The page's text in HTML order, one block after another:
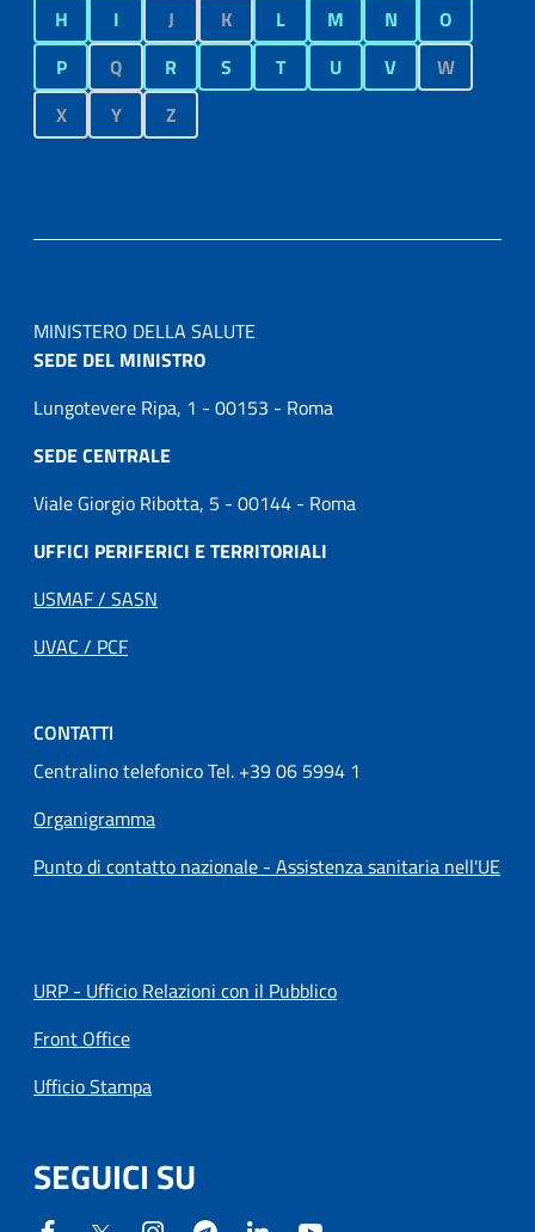
H
I J K L M N
O
P
Q R S T U V
W
X
Y Z
MINISTERO DELLA SALUTE
SEDE DEL MINISTRO
Lungotevere Ripa, 1 - 00153 - Roma
SEDE CENTRALE
Viale Giorgio Ribotta, 5 - 00144 - Roma
UFFICI PERIFERICI E TERRITORIALI
USMAF / SASN
UVAC / PCF
CONTATTI
Centralino telefonico Tel. +39 06 5994 1
Organigramma
Punto di contatto nazionale - Assistenza sanitaria nell'UE
URP - Ufficio Relazioni con il Pubblico
Front Office
Ufficio Stampa
SEGUICI SU